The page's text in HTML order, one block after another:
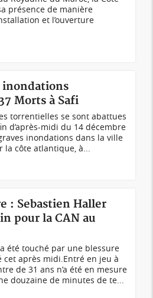
présence de manière
et l’ouverture
inondations
Morts à Safi
torrentielles se sont abattues
d’après-midi du 14 décembre
inondations dans la ville
la côte atlantique, à...
: Sebastien Haller
pour la CAN au
été touché par une blessure
cet après midi.Entré en jeu à
de 31 ans n’a été en mesure
douzaine de minutes de te...